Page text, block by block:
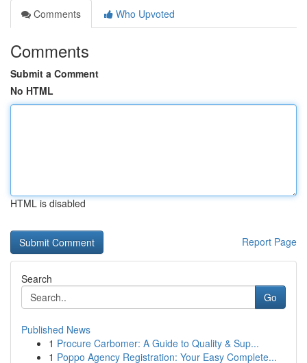
Comments
Who Upvoted
Comments
Submit a Comment
No HTML
HTML is disabled
Report Page
Search
Go
Published News
1 Procure Carbomer: A Guide to Quality & Sup...
1 Poppo Agency Registration: Your Easy Complete...